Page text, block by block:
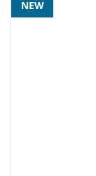
NEW